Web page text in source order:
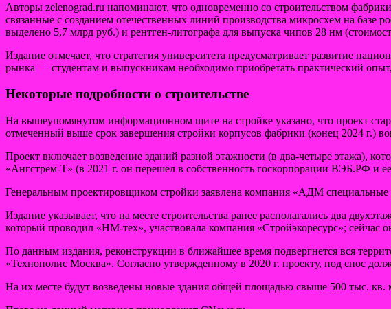
Авторы zelenograd.ru напоминают, что одновременно со строительством
связанные с созданием отечественных линий производства микросхем на базе
выделено 5,7 млрд руб.) и рентген-литографа для выпуска чипов 28 нм
Издание отмечает, что стратегия университета предусматривает развитие
рынка — студентам и выпускникам необходимо приобретать практический
Некоторые подробности о строительстве
На вышеупомянутом информационном щите на стройке указано, что проект
отмеченный выше срок завершения стройки корпусов фабрики (конец 2024 г.)
Проект включает возведение зданий разной этажности (в два-четыре этажа),
«Ангстрем-Т» (в 2021 г. он перешел в собственность госкорпорации ВЭБ.РФ и
Генеральным проектировщиком стройки заявлена компания «АДМ специальные
Издание указывает, что на месте строительства ранее располагались два
который проводил «НМ-тех», участвовала компания «Стройэкоресурс»; сейчас
По данным издания, реконструкции в ближайшее время подвергнется вся
«Технополис Москва». Согласно утвержденному в 2020 г. проекту, под снос
На их месте будут возведены новые здания общей площадью свыше 500 тыс. кв.